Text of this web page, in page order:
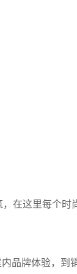
在这里每个时
品牌体验，到